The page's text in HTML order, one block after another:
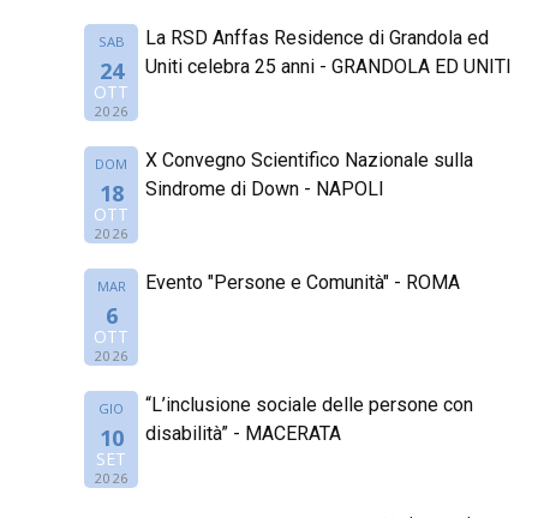
SAB
24
OTT
2026
La RSD Anffas Residence di Grandola ed
Uniti celebra 25 anni - GRANDOLA ED UNITI
DOM
18
OTT
2026
X Convegno Scientifico Nazionale sulla
Sindrome di Down - NAPOLI
MAR
6
OTT
2026
Evento "Persone e Comunità" - ROMA
GIO
10
SET
2026
“L’inclusione sociale delle persone con
disabilità” - MACERATA